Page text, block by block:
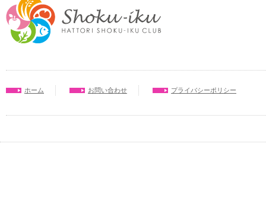
ホーム お問い合わせ プライバシーポリシー